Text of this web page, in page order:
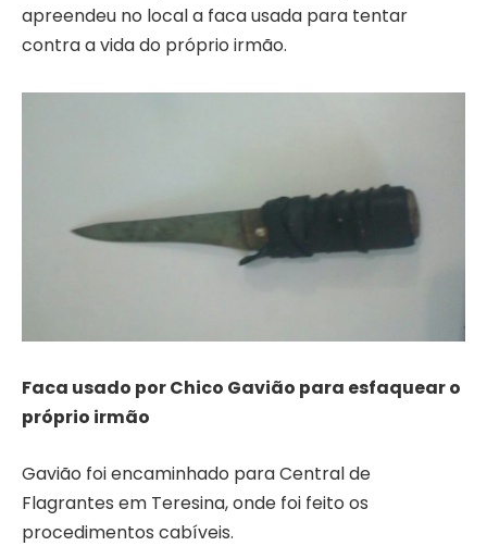
apreendeu no local a faca usada para tentar
contra a vida do próprio irmão.
Faca usado por Chico Gavião para esfaquear o
próprio irmão
Gavião foi encaminhado para Central de
Flagrantes em Teresina, onde foi feito os
procedimentos cabíveis.